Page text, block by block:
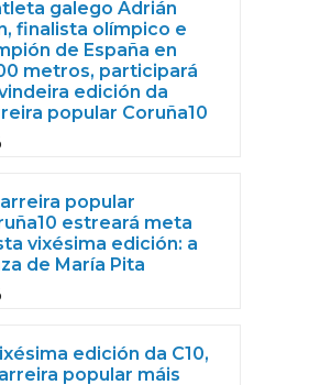
galego Adrián
finalista olímpico e
de España en
metros, participará
edición da
popular Coruña10
popular
estreará meta
vixésima edición: a
de María Pita
edición da C10,
popular máis